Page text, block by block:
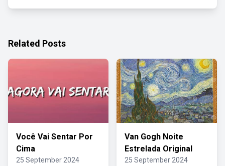
Related Posts
Você Vai Sentar Por
Cima
25 September 2024
Van Gogh Noite
Estrelada Original
25 September 2024